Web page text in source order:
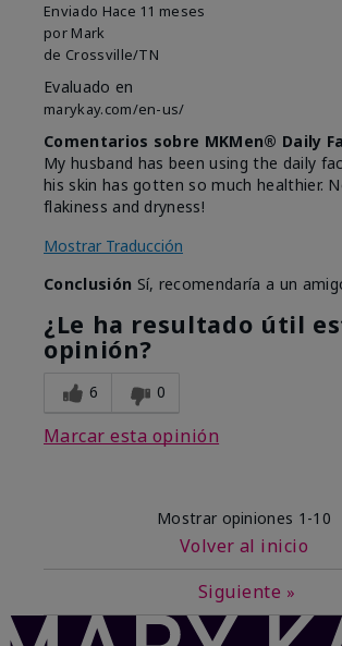
Enviado Hace 11 meses
por Mark
de Crossville/TN
Evaluado en
marykay.com/en-us/
Comentarios sobre MKMen® Daily
My husband has been using the daily
his skin has gotten so much healthier.
flakiness and dryness!
Mostrar Traducción
Conclusión Sí, recomendaría a un
¿Le ha resultado útil
opinión?
6 0
Marcar esta opinión
Mostrar opiniones 1-10
Volver al inicio
Siguiente »